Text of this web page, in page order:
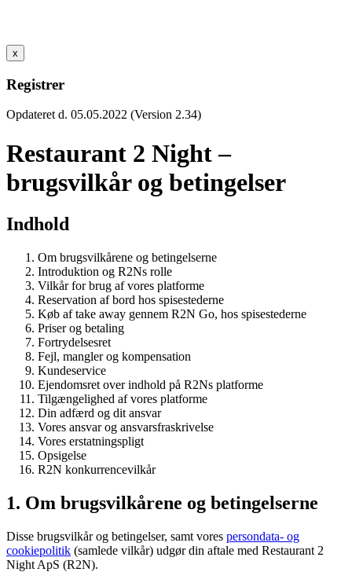
x
Registrer
Opdateret d. 05.05.2022 (Version 2.34)
Restaurant 2 Night –
brugsvilkår og betingelser
Indhold
Om brugsvilkårene og betingelserne
Introduktion og R2Ns rolle
Vilkår for brug af vores platforme
Reservation af bord hos spisestederne
Køb af take away gennem R2N Go, hos spisestederne
Priser og betaling
Fortrydelsesret
Fejl, mangler og kompensation
Kundeservice
Ejendomsret over indhold på R2Ns platforme
Tilgængelighed af vores platforme
Din adfærd og dit ansvar
Vores ansvar og ansvarsfraskrivelse
Vores erstatningspligt
Opsigelse
R2N konkurrencevilkår
1. Om brugsvilkårene og betingelserne
Disse brugsvilkår og betingelser, samt vores persondata- og
cookiepolitik (samlede vilkår) udgør din aftale med Restaurant 2
Night ApS (R2N).